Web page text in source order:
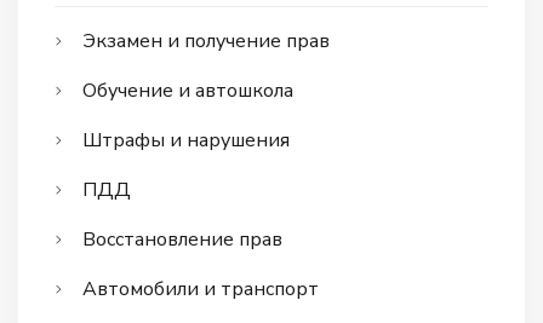
Экзамен и получение прав
Обучение и автошкола
Штрафы и нарушения
ПДД
Восстановление прав
Автомобили и транспорт